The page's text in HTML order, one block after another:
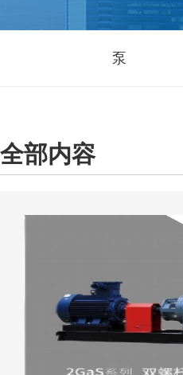
泵
全部内容